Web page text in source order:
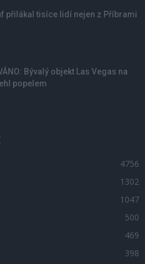
přilákal tisíce lidí nejen z Příbrami
Bývalý objekt Las Vegas na
popelem
4756
1302
1047
500
469
398